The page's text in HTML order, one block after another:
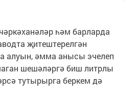
һәм барларда
җитештерелгән
алуын, әмма анысы эчелеп
шешәләргә биш литрлы
тутырырга беркем дә